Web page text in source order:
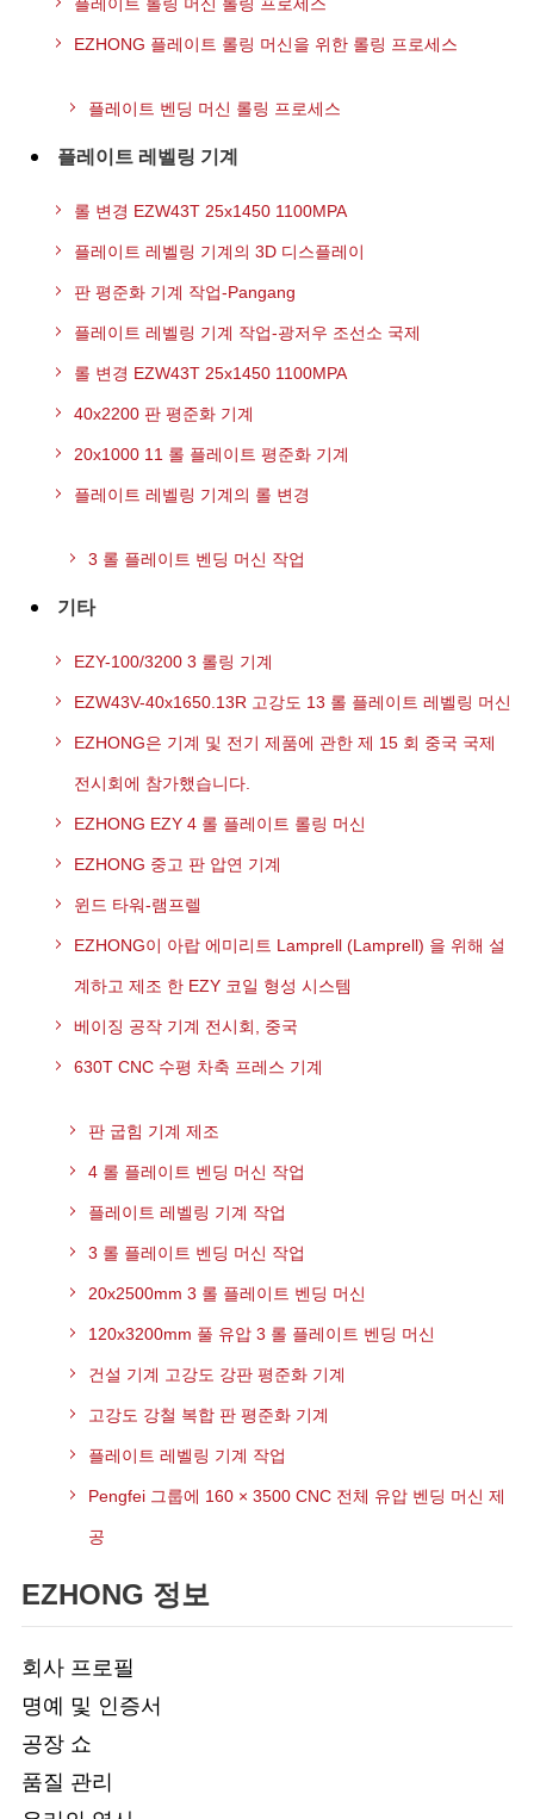
EZHONG 플레이트 롤링 머신을 위한 롤링 프로세스
플레이트 벤딩 머신 롤링 프로세스
플레이트 레벨링 기계
롤 변경 EZW43T 25x1450 1100MPA
플레이트 레벨링 기계의 3D 디스플레이
판 평준화 기계 작업-Pangang
플레이트 레벨링 기계 작업-광저우 조선소 국제
롤 변경 EZW43T 25x1450 1100MPA
40x2200 판 평준화 기계
20x1000 11 롤 플레이트 평준화 기계
플레이트 레벨링 기계의 롤 변경
3 롤 플레이트 벤딩 머신 작업
기타
EZY-100/3200 3 롤링 기계
EZW43V-40x1650.13R 고강도 13 롤 플레이트 레벨링 머신
EZHONG은 기계 및 전기 제품에 관한 제 15 회 중국 국제
전시회에 참가했습니다.
EZHONG EZY 4 롤 플레이트 롤링 머신
EZHONG 중고 판 압연 기계
윈드 타워-램프렐
EZHONG이 아랍 에미리트 Lamprell (Lamprell) 을 위해 설
계하고 제조 한 EZY 코일 형성 시스템
베이징 공작 기계 전시회, 중국
630T CNC 수평 차축 프레스 기계
판 굽힘 기계 제조
4 롤 플레이트 벤딩 머신 작업
플레이트 레벨링 기계 작업
3 롤 플레이트 벤딩 머신 작업
20x2500mm 3 롤 플레이트 벤딩 머신
120x3200mm 풀 유압 3 롤 플레이트 벤딩 머신
건설 기계 고강도 강판 평준화 기계
고강도 강철 복합 판 평준화 기계
플레이트 레벨링 기계 작업
Pengfei 그룹에 160 × 3500 CNC 전체 유압 벤딩 머신 제
공
EZHONG 정보
회사 프로필
명예 및 인증서
공장 쇼
품질 관리